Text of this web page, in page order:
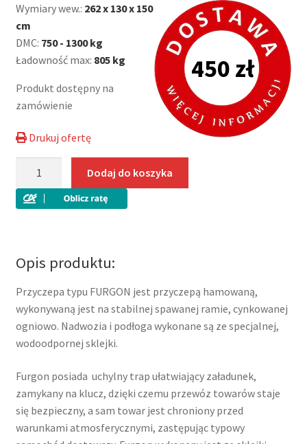
450 zł
Wymiary wew.: 262 x 130 x 150
cm
DMC: 750 - 1300 kg
Ładowność max: 805 kg
Produkt dostępny na
zamówienie
Drukuj ofertę
sklejkowy
hamowany
o
DMC
1300
Dodaj do koszyka
Opis produktu:
Przyczepa typu FURGON jest przyczepą hamowaną,
wykonywaną jest na stabilnej spawanej ramie, cynkowanej
ogniowo. Nadwozia i podłoga wykonane są ze specjalnej,
wodoodpornej sklejki.
Furgon posiada uchylny trap ułatwiający załadunek,
zamykany na klucz, dzięki czemu przewóz towarów staje
się bezpieczny, a sam towar jest chroniony przed
warunkami atmosferycznymi, zastępując typowy